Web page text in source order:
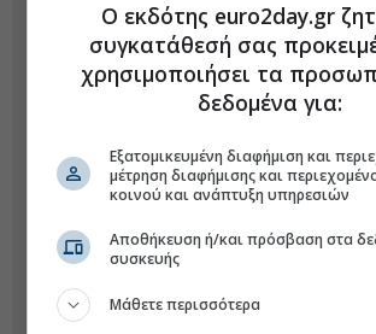
Ο εκδότης euro2day.gr
συγκατάθεσή σας
χρησιμοποιήσει τα
δεδομένα για:
Εξατομικευμένη διαφήμιση και
μέτρηση διαφήμισης και
κοινού και ανάπτυξη υπηρεσιών
Αποθήκευση ή/και πρόσβαση στα
συσκευής
Μάθετε περισσότερα